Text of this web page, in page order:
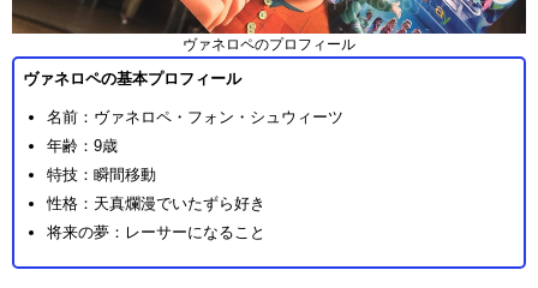
ヴァネロペのプロフィール
ヴァネロペの基本プロフィール
名前：ヴァネロペ・フォン・シュウィーツ
年齢：9歳
特技：瞬間移動
性格：天真爛漫でいたずら好き
将来の夢：レーサーになること